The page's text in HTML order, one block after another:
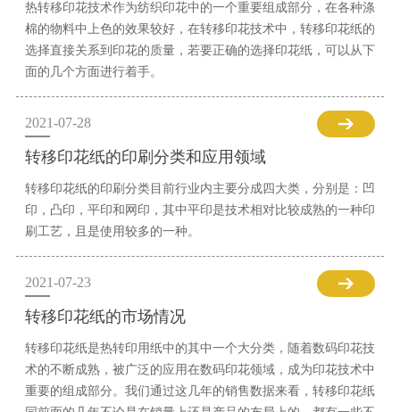
热转移印花技术作为纺织印花中的一个重要组成部分，在各种涤
棉的物料中上色的效果较好，在转移印花技术中，转移印花纸的
选择直接关系到印花的质量，若要正确的选择印花纸，可以从下
面的几个方面进行着手。
2021-07-28
转移印花纸的印刷分类和应用领域
转移印花纸的印刷分类目前行业内主要分成四大类，分别是：凹
印，凸印，平印和网印，其中平印是技术相对比较成熟的一种印
刷工艺，且是使用较多的一种。
2021-07-23
转移印花纸的市场情况
转移印花纸是热转印用纸中的其中一个大分类，随着数码印花技
术的不断成熟，被广泛的应用在数码印花领域，成为印花技术中
重要的组成部分。我们通过这几年的销售数据来看，转移印花纸